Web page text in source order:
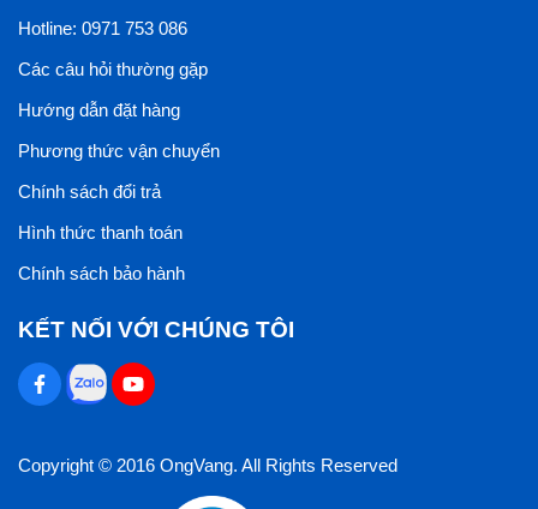
Hotline: 0971 753 086
Các câu hỏi thường gặp
Hướng dẫn đặt hàng
Phương thức vận chuyển
Chính sách đổi trả
Hình thức thanh toán
Chính sách bảo hành
KẾT NỐI VỚI CHÚNG TÔI
Copyright © 2016 OngVang. All Rights Reserved